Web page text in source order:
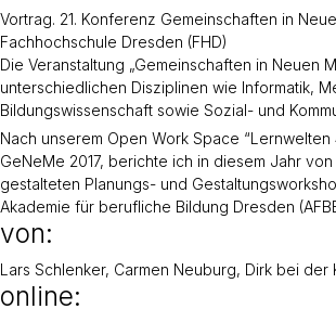
Vortrag. 21. Konferenz Gemeinschaften in
Fachhochschule Dresden (FHD)
Die Veranstaltung „Gemeinschaften in Neuen
unterschiedlichen Disziplinen wie Informatik,
Bildungswissenschaft sowie Sozial- und
Nach unserem Open Work Space
GeNeMe 2017, berichte ich in diesem Jahr
gestalteten Planungs- und
Akademie für berufliche Bildung Dresden
von:
Lars Schlenker, Carmen Neuburg, Dirk bei der
online: